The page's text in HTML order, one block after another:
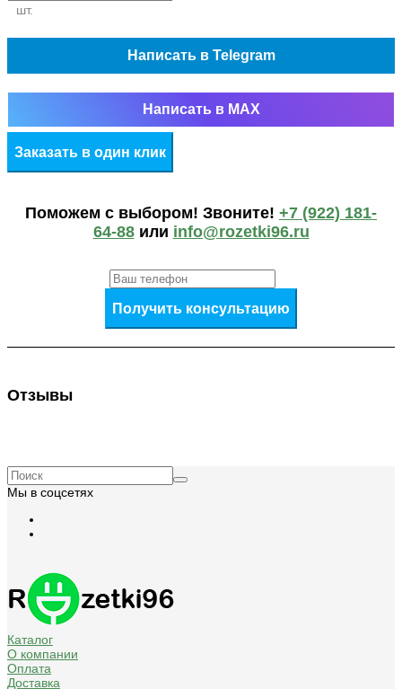
шт.
Написать в Telegram
Написать в MAX
Заказать в один клик
Поможем c выбором! Звоните! +7 (922) 181-
64-88или info@rozetki96.ru
Получить консультацию
Отзывы
Мы в соцсетях
Каталог
О компании
Оплата
Доставка